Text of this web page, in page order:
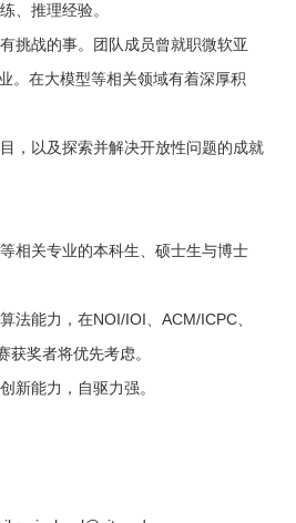
、推理经验。
挑战的事。团队成员曾就职微软亚
。在大模型等相关领域有着深厚积
，以及探索并解决开放性问题的成就
相关专业的本科生、硕士生与博士
法能力，在NOI/IOI、ACM/ICPC、
获奖者将优先考虑。
新能力，自驱力强。